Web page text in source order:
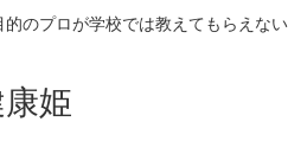
プロが学校では教えてもらえない
姫